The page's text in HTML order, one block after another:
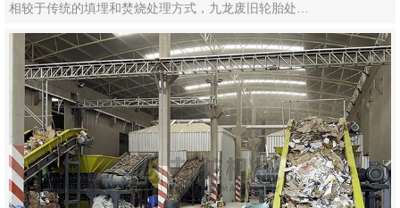
相较于传统的填埋和焚烧处理方式，九龙废旧轮胎处…